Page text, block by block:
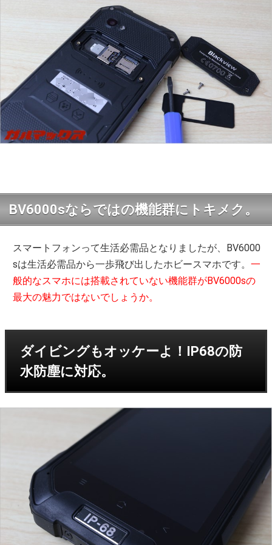
BV6000sならではの機能群にトキメク。
スマートフォンって生活必需品となりましたが、BV6000
sは生活必需品から一歩飛び出したホビースマホです。一
般的なスマホには搭載されていない機能群がBV6000sの
最大の魅力ではないでしょうか。
ダイビングもオッケーよ！IP68の防
水防塵に対応。